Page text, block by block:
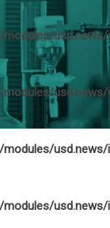
usd.news/
usd.news/
usd.news/
usd.news/